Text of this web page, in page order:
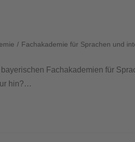
/ Fachakademie für Sprachen und
Fachakademien für
hin?…